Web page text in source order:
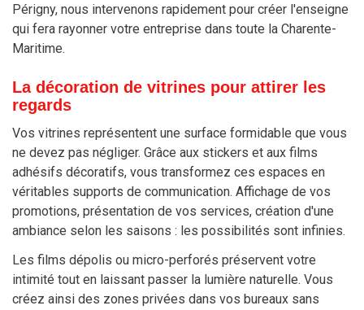
Périgny, nous intervenons rapidement pour créer l'enseigne
qui fera rayonner votre entreprise dans toute la Charente-
Maritime.
La décoration de vitrines pour attirer les
regards
Vos vitrines représentent une surface formidable que vous
ne devez pas négliger. Grâce aux stickers et aux films
adhésifs décoratifs, vous transformez ces espaces en
véritables supports de communication. Affichage de vos
promotions, présentation de vos services, création d'une
ambiance selon les saisons : les possibilités sont infinies.
Les films dépolis ou micro-perforés préservent votre
intimité tout en laissant passer la lumière naturelle. Vous
créez ainsi des zones privées dans vos bureaux sans